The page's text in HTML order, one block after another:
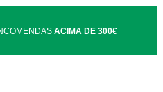
ACIMA DE 300€